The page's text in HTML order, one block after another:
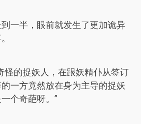
一半，眼前就发生了更加诡异
怪的捉妖人，在跟妖精仆从签订
一方竟然放在身为主导的捉妖
个奇葩呀。”